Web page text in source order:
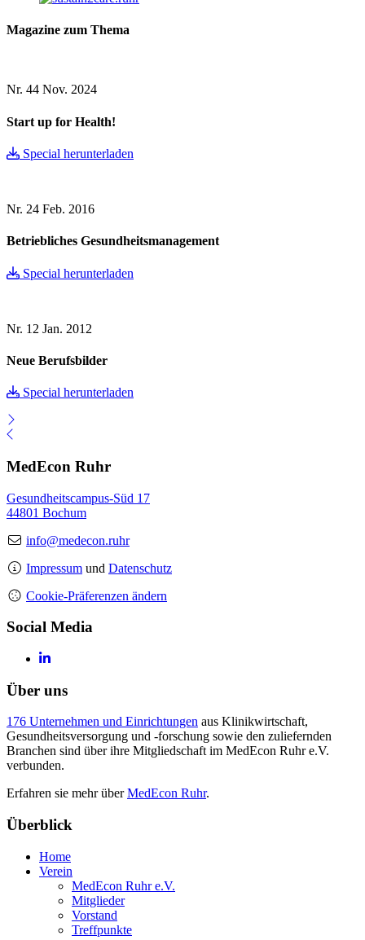
Magazine zum Thema
Nr. 44 Nov. 2024
Start up for Health!
Special herunterladen
Nr. 24 Feb. 2016
Betriebliches Gesundheitsmanagement
Special herunterladen
Nr. 12 Jan. 2012
Neue Berufsbilder
Special herunterladen
MedEcon Ruhr
Gesundheitscampus-Süd 17
44801 Bochum
info@medecon.ruhr
Impressum und Datenschutz
Cookie-Präferenzen ändern
Social Media
Über uns
176 Unternehmen und Einrichtungen aus Klinikwirtschaft,
Gesundheitsversorgung und -forschung sowie den zuliefernden
Branchen sind über ihre Mitgliedschaft im MedEcon Ruhr e.V.
verbunden.
Erfahren sie mehr überMedEcon Ruhr.
Überblick
Home
Verein
MedEcon Ruhr e.V.
Mitglieder
Vorstand
Treffpunkte